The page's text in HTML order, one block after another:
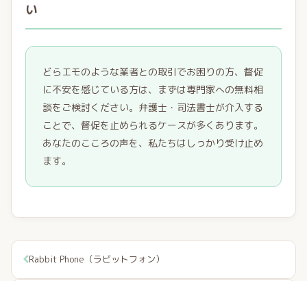
い
どらエモのような業者との取引でお困りの方、督促
に不安を感じている方は、まずは専門家への無料相
談をご検討ください。弁護士・司法書士が介入する
ことで、督促を止められるケースが多くあります。
あなたのこころの声を、私たちはしっかり受け止め
ます。
Rabbit Phone（ラビットフォン）